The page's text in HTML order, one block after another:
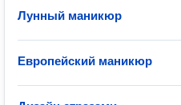
Лунный маникюр
Европейский маникюр